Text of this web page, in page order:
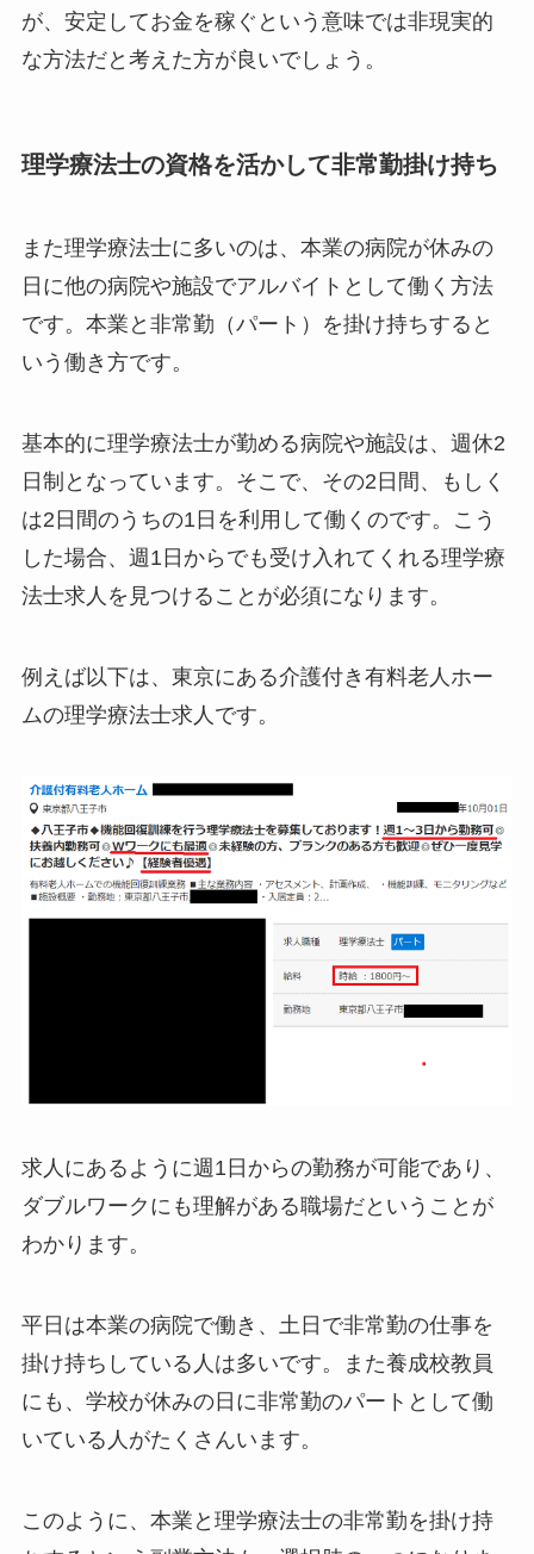
が、安定してお金を稼ぐという意味では非現実的
な方法だと考えた方が良いでしょう。
理学療法士の資格を活かして非常勤掛け持ち
また理学療法士に多いのは、本業の病院が休みの
日に他の病院や施設でアルバイトとして働く方法
です。本業と非常勤（パート）を掛け持ちすると
いう働き方です。
基本的に理学療法士が勤める病院や施設は、週休2
日制となっています。そこで、その2日間、もしく
は2日間のうちの1日を利用して働くのです。こう
した場合、週1日からでも受け入れてくれる理学療
法士求人を見つけることが必須になります。
例えば以下は、東京にある介護付き有料老人ホー
ムの理学療法士求人です。
求人にあるように週1日からの勤務が可能であり、
ダブルワークにも理解がある職場だということが
わかります。
平日は本業の病院で働き、土日で非常勤の仕事を
掛け持ちしている人は多いです。また養成校教員
にも、学校が休みの日に非常勤のパートとして働
いている人がたくさんいます。
このように、本業と理学療法士の非常勤を掛け持